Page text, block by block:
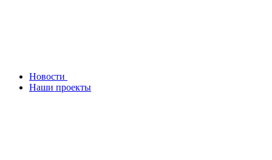
Новости
Наши проекты